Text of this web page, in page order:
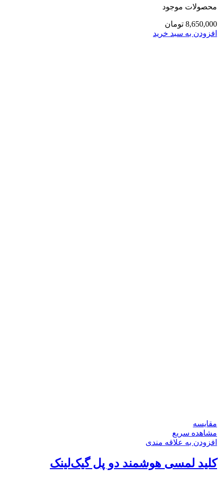
محصولات موجود
8,650,000 تومان
افزودن به سبد خرید
مقایسه
مشاهده سریع
افزودن به علاقه مندی
کلید لمسی هوشمند دو پل گیک‌لینک